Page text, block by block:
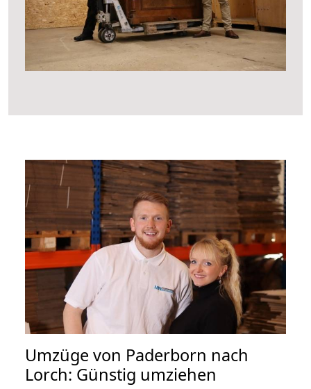
Umzüge von Paderborn nach
Lorch: Günstig umziehen